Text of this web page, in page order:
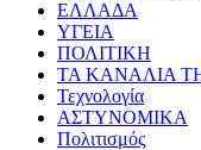
ΕΛΛΑΔΑ
ΥΓΕΙΑ
ΠΟΛΙΤΙΚΗ
ΤΑ ΚΑΝΑΛΙΑ
Τεχνολογία
ΑΣΤΥΝΟΜΙΚΑ
Πολιτισμός